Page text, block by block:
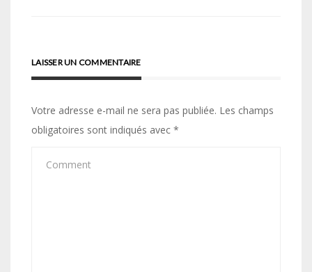
LAISSER UN COMMENTAIRE
Votre adresse e-mail ne sera pas publiée. Les champs
obligatoires sont indiqués avec *